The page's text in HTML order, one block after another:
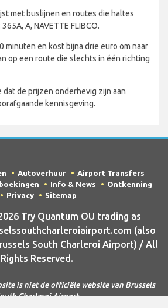
met buslijnen en routes die haltes
A, NAVETTE FLIBCO.
minuten en kost bijna drie euro om naar
op een route die slechts in één richting
dat de prijzen onderhevig zijn aan
kennisgeving.
Autoverhuur
Airport Transfers
Info & News
Ontkenning
Privacy
Sitemap
Try Quantum OU trading as
(also
South Charleroi Airport) / All
Rights Reserved.
is niet de officiële website van Brussels
Charleroi Airport